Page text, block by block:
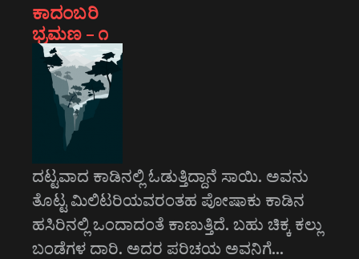
ಕಾದಂಬರಿ
ಭ್ರಮಣ – ೧
ದಟ್ಟವಾದ ಕಾಡಿನಲ್ಲಿ ಓಡುತ್ತಿದ್ದಾನೆ ಸಾಯಿ. ಅವನು
ತೊಟ್ಟ ಮಿಲಿಟರಿಯವರಂತಹ ಪೋಷಾಕು ಕಾಡಿನ
ಹಸಿರಿನಲ್ಲಿ ಒಂದಾದಂತೆ ಕಾಣುತ್ತಿದೆ. ಬಹು ಚಿಕ್ಕ ಕಲ್ಲು
ಬಂಡೆಗಳ ದಾರಿ. ಅದರ ಪರಿಚಯ ಅವನಿಗೆ…